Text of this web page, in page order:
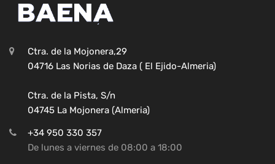
Ctra. de la Mojonera,29
04716 Las Norias de Daza ( El Ejido-Almeria)
Ctra. de la Pista, S/n
04745 La Mojonera (Almeria)
+34 950 330 357
De lunes a viernes de 08:00 a 18:00